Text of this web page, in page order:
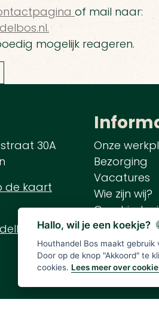
of mail naar:
mogelijk reageren.
30A
de kaart
Onze
Bezorging
Vacatures
Wie zijn wij?
Hallo, wil je een koekje?
Houthandel Bos maakt
Door op de knop "Akkoord" te
cookies. Lees meer over